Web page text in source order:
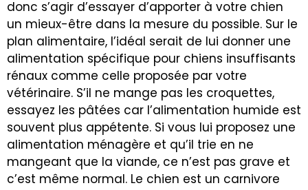
donc s’agir d’essayer d’apporter à votre chien
un mieux-être dans la mesure du possible. Sur le
plan alimentaire, l’idéal serait de lui donner une
alimentation spécifique pour chiens insuffisants
rénaux comme celle proposée par votre
vétérinaire. S’il ne mange pas les croquettes,
essayez les pâtées car l’alimentation humide est
souvent plus appétente. Si vous lui proposez une
alimentation ménagère et qu’il trie en ne
mangeant que la viande, ce n’est pas grave et
c’est même normal. Le chien est un carnivore